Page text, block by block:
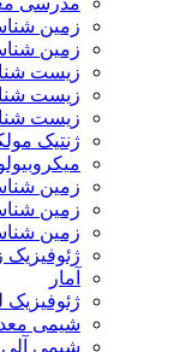
زمین
زمین
زیست
زیست
زیست
ژنتیک
زمین
زمین
زمین
آمار
شیمی
شیمی آلی